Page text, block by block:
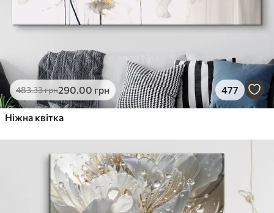
483.33грн290.00 грн 477
Ніжна квітка